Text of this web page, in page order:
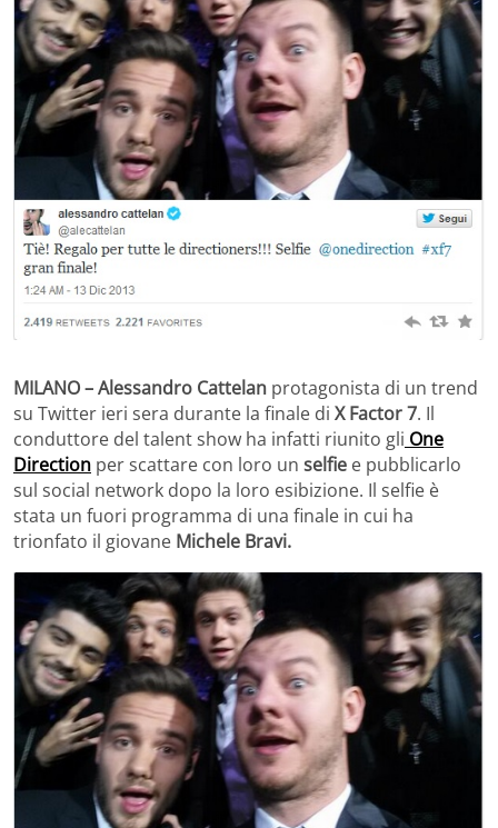
MILANO – Alessandro Cattelan protagonista di un trend
su Twitter ieri sera durante la finale di X Factor 7. Il
conduttore del talent show ha infatti riunito gli One
Direction per scattare con loro un selfie e pubblicarlo
sul social network dopo la loro esibizione. Il selfie è
stata un fuori programma di una finale in cui ha
trionfato il giovane Michele Bravi.